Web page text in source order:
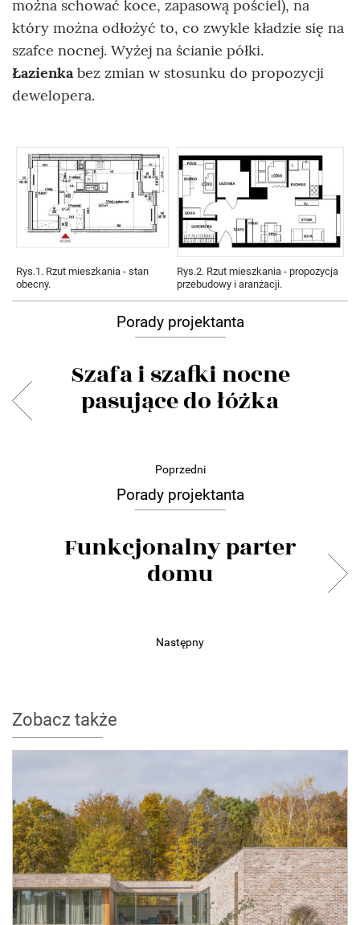
można schować koce, zapasową pościel), na
który można odłożyć to, co zwykle kładzie się na
szafce nocnej. Wyżej na ścianie półki.
Łazienkabez zmian w stosunku do propozycji
dewelopera.
Rys.1. Rzut mieszkania - stan
obecny.
Rys.2. Rzut mieszkania - propozycja
przebudowy i aranżacji.
Porady projektanta
Szafa i szafki nocne
pasujące do łóżka
Poprzedni
Porady projektanta
Funkcjonalny parter
domu
Następny
Zobacz także